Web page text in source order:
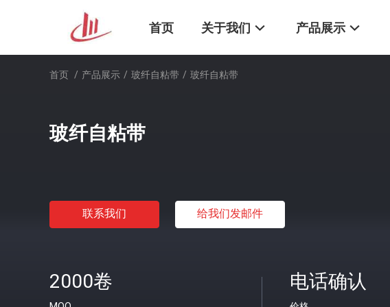
首页 关于我们 产品展示
首页 / 产品展示 / 玻纤自粘带 / 玻纤自粘带
玻纤自粘带
联系我们 给我们发邮件
2000卷 电话确认